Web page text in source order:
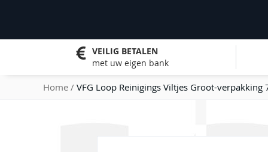
VEILIG BETALEN
met uw eigen bank
Home VFG Loop Reinigings Viltjes Groot-verpakking